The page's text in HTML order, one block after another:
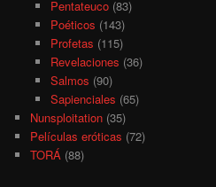
Pentateuco(83)
Poéticos (143)
Profetas (115)
Revelaciones (36)
Salmos (90)
Sapienciales (65)
Nunsploitation (35)
Películas eróticas (72)
TORÁ (88)